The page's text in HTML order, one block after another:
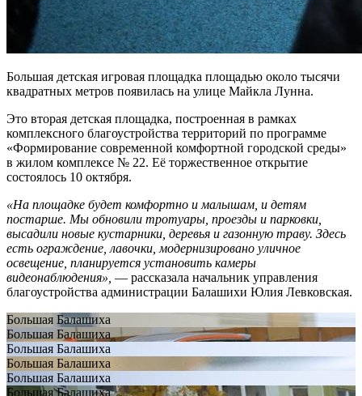
Большая детская игровая площадка площадью около тысячи
квадратных метров появилась на улице Майкла Лунна.
Это вторая детская площадка, построенная в рамках
комплексного благоустройства территорий по программе
«Формирование современной комфортной городской среды»
в жилом комплексе № 22. Её торжественное открытие
состоялось 10 октября.
«На площадке будет комфортно и малышам, и детям
постарше. Мы обновили тротуары, проезды и парковки,
высадили новые кустарники, деревья и газонную траву. Здесь
есть ограждение, лавочки, модернизировано уличное
освещение, планируется установить камеры
видеонаблюдения», — рассказала начальник управления
благоустройства администрации Балашихи Юлия Левковская.
Большая Балашиха
Большая Балашиха
Большая Балашиха
Большая Балашиха
Большая Балашиха
Большая Балашиха